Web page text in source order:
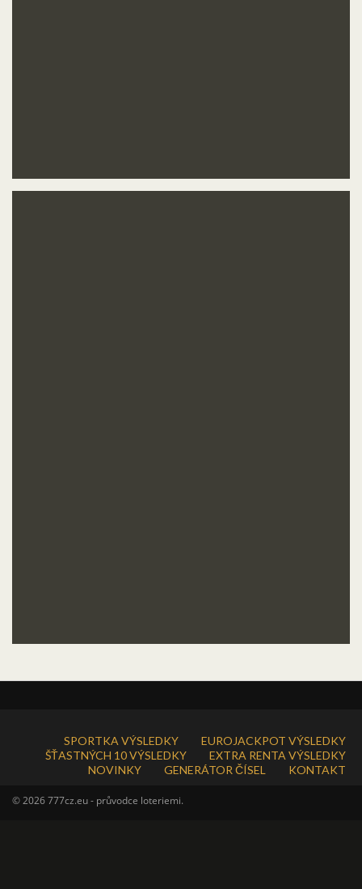
SPORTKA VÝSLEDKY
EUROJACKPOT VÝSLEDKY
ŠŤASTNÝCH 10 VÝSLEDKY
EXTRA RENTA VÝSLEDKY
NOVINKY
GENERÁTOR ČÍSEL KONTAKT
© 2026 777cz.eu - průvodce loteriemi.